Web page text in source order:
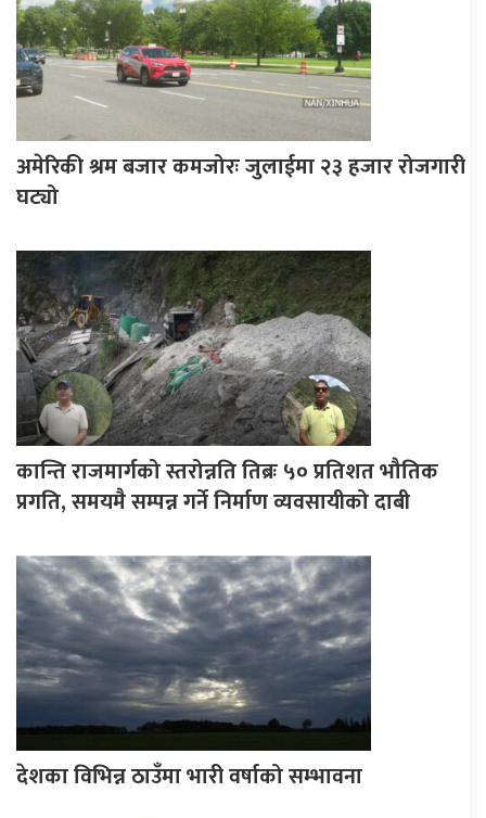
अमेरिकी श्रम बजार कमजोरः जुलाईमा २३ हजार रोजगारी
घट्यो
कान्ति राजमार्गको स्तरोन्नति तिब्रः ५० प्रतिशत भौतिक
प्रगति, समयमै सम्पन्न गर्ने निर्माण व्यवसायीको दाबी
देशका विभिन्न ठाउँमा भारी वर्षाको सम्भावना